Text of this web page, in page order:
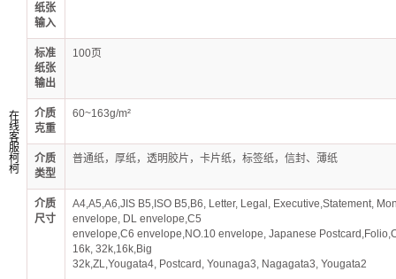
纸张
输入
标准
纸张
输出
100页
介质
克重
60~163g/m²
介质
类型
普通纸，厚纸，透明胶片，卡片纸，标签纸，信封、薄纸
介质
尺寸
A4,A5,A6,JIS B5,ISO B5,B6, Letter, Legal, Executive,Statement,
envelope, DL envelope,C5
envelope,C6 envelope,NO.10 envelope, Japanese
16k, 32k,16k,Big
32k,ZL,Yougata4, Postcard, Younaga3, Nagagata3, Yougata2
在
线
客
服
柯
柯